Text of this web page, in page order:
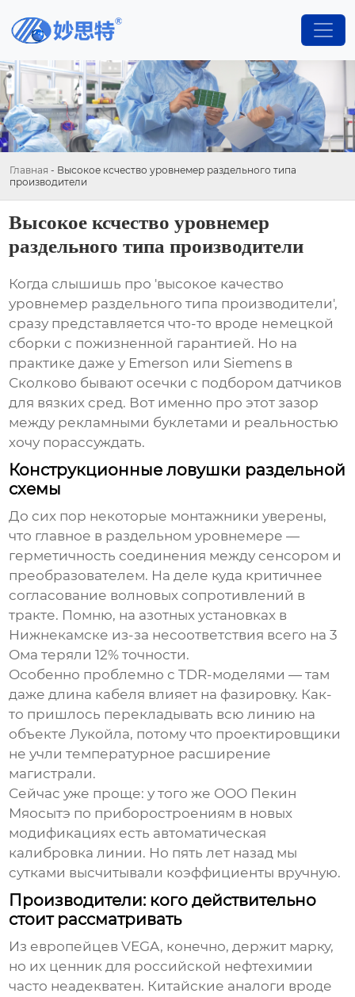
Главная - Высокое ксчество уровнемер раздельного типа
производители
Высокое ксчество уровнемер
раздельного типа производители
Когда слышишь про 'высокое качество
уровнемер раздельного типа производители',
сразу представляется что-то вроде немецкой
сборки с пожизненной гарантией. Но на
практике даже у Emersоn или Siemens в
Сколково бывают осечки с подбором датчиков
для вязких сред. Вот именно про этот зазор
между рекламными буклетами и реальностью
хочу порассуждать.
Конструкционные ловушки раздельной
схемы
До сих пор некоторые монтажники уверены,
что главное в раздельном уровнемере —
герметичность соединения между сенсором и
преобразователем. На деле куда критичнее
согласование волновых сопротивлений в
тракте. Помню, на азотных установках в
Нижнекамске из-за несоответствия всего на 3
Ома теряли 12% точности.
Особенно проблемно с TDR-моделями — там
даже длина кабеля влияет на фазировку. Как-
то пришлось перекладывать всю линию на
объекте Лукойла, потому что проектировщики
не учли температурное расширение
магистрали.
Сейчас уже проще: у того же ООО Пекин
Мяосытэ по приборостроениям в новых
модификациях есть автоматическая
калибровка линии. Но пять лет назад мы
сутками высчитывали коэффициенты вручную.
Производители: кого действительно
стоит рассматривать
Из европейцев VEGA, конечно, держит марку,
но их ценник для российской нефтехимии
часто неадекватен. Китайские аналоги вроде